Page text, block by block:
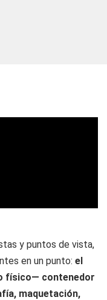
y puntos de vista,
en un punto: el
físico— contenedor
maquetación,